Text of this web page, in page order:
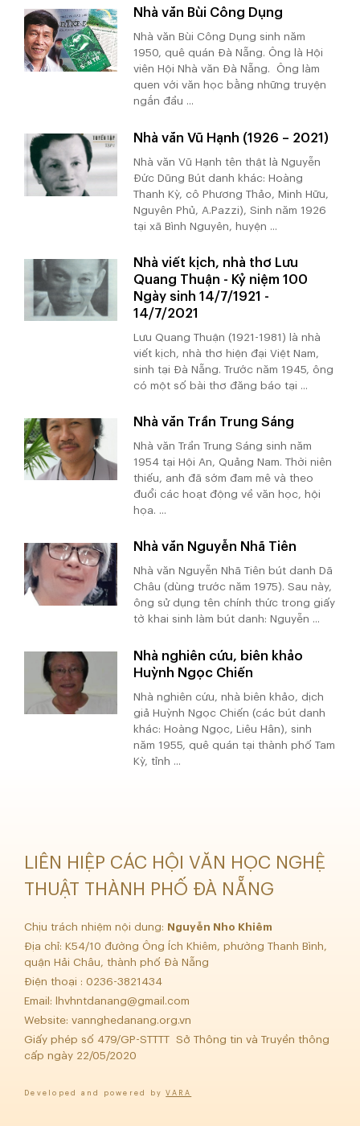
Nhà văn Bùi Công Dụng
Nhà văn Bùi Công Dụng sinh năm
1950, quê quán Đà Nẵng. Ông là Hội
viên Hội Nhà văn Đà Nẵng. Ông làm
quen với văn học bằng những truyện
ngắn đầu ...
Nhà văn Vũ Hạnh (1926 – 2021)
Nhà văn Vũ Hạnh tên thật là Nguyễn
Đức Dũng Bút danh khác: Hoàng
Thanh Kỳ, cô Phương Thảo, Minh Hữu,
Nguyên Phủ, A.Pazzi), Sinh năm 1926
tại xã Bình Nguyên, huyện ...
Nhà viết kịch, nhà thơ Lưu
Quang Thuận - Kỷ niệm 100
Ngày sinh 14/7/1921 -
14/7/2021
Lưu Quang Thuận (1921-1981) là nhà
viết kịch, nhà thơ hiện đại Việt Nam,
sinh tại Đà Nẵng. Trước năm 1945, ông
có một số bài thơ đăng báo tại ...
Nhà văn Trần Trung Sáng
Nhà văn Trần Trung Sáng sinh năm
1954 tại Hội An, Quảng Nam. Thời niên
thiếu, anh đã sớm đam mê và theo
đuổi các hoạt động về văn học, hội
họa. ...
Nhà văn Nguyễn Nhã Tiên
Nhà văn Nguyễn Nhã Tiên bút danh Dã
Châu (dùng trước năm 1975). Sau này,
ông sử dụng tên chính thức trong giấy
tờ khai sinh làm bút danh: Nguyễn ...
Nhà nghiên cứu, biên khảo
Huỳnh Ngọc Chiến
Nhà nghiên cứu, nhà biên khảo, dịch
giả Huỳnh Ngọc Chiến (các bút danh
khác: Hoàng Ngọc, Liêu Hân), sinh
năm 1955, quê quán tại thành phố Tam
Kỳ, tỉnh ...
LIÊN HIỆP CÁC HỘI VĂN HỌC NGHỆ
THUẬT THÀNH PHỐ ĐÀ NẴNG
Chịu trách nhiệm nội dung: Nguyễn Nho Khiêm
Địa chỉ: K54/10 đường Ông Ích Khiêm, phường Thanh Bình,
quận Hải Châu, thành phố Đà Nẵng
Điện thoại : 0236-3821434
Email:
lhvhntdanang@gmail.com
Website: vannghedanang.org.vn
Giấy phép số 479/GP-STTTT Sở Thông tin và Truyền thông
cấp ngày 22/05/2020
Developed and powered byVARA